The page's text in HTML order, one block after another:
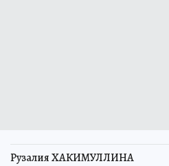
Рузалия ХАКИМУЛЛИНА